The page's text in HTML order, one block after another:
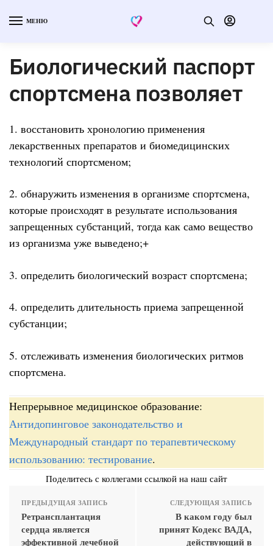
МЕНЮ
Биологический паспорт
спортсмена позволяет
1. восстановить хронологию применения
лекарственных препаратов и биомедицинских
технологий спортсменом;
2. обнаружить изменения в организме спортсмена,
которые происходят в результате использования
запрещенных субстанций, тогда как само вещество
из организма уже выведено;+
3. определить биологический возраст спортсмена;
4. определить длительность приема запрещенной
субстанции;
5. отслеживать изменения биологических ритмов
спортсмена.
Непрерывное медицинское образование:
Антидопинговое законодательство и
Международный стандарт по терапевтическому
использованию: тестирование.
Поделитесь с коллегами ссылкой на наш сайт
ПРЕДЫДУЩАЯ ЗАПИСЬ
Ретрансплантация
сердца является
эффективной лечебной
СЛЕДУЮЩАЯ ЗАПИСЬ
В каком году был
принят Кодекс ВАДА,
действующий в